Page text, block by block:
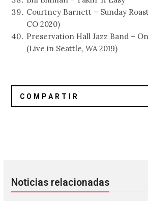
Courtney Barnett – Sunday
CO 2020)
Preservation Hall Jazz Band –
(Live in Seattle, WA 2019)
Noticias relacionadas